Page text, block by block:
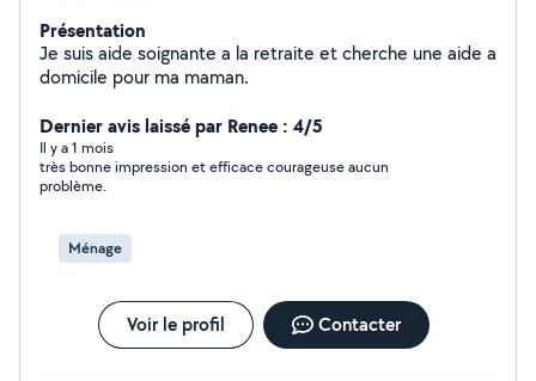
Présentation
Je suis aide soignante a la retraite et cherche une aide a
domicile pour ma maman.
Dernier avis laissé par Renee : 4/5
Il y a 1 mois
très bonne impression et efficace courageuse aucun
problème.
Ménage
Voir le profil Contacter